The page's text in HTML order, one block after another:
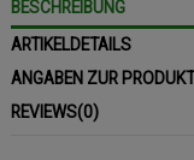
BESCHREIBUNG
ARTIKELDETAILS
ANGABEN ZUR
REVIEWS(0)